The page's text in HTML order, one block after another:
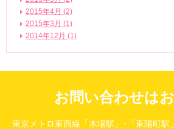
2015年4月 (2)
2015年3月 (1)
2014年12月 (1)
お問い合わせは
東京メトロ東西線「木場駅」･「東陽町駅